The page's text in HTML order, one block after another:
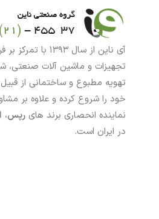
آی ناین از سال
تجهیزات و ماشین آلات صنعتی،
تهویه مطبوع و ساختمانی از
خود را شروع کرده و علاوه بر
نماینده انحصاری برند های رپس،
در ایران است.